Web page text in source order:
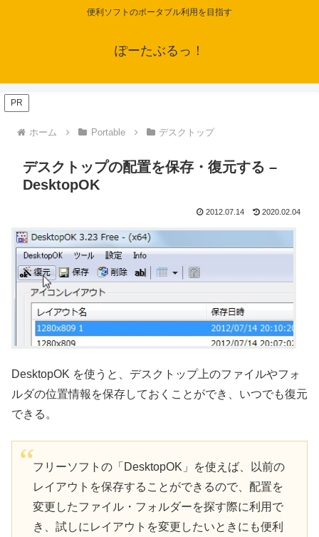
便利ソフトのポータブル利用を目指す
ぽーたぶるっ！
PR
ホーム Portable デスクトップ
デスクトップの配置を保存・復元する –
DesktopOK
2012.07.14 2020.02.04
DesktopOK を使うと、デスクトップ上のファイルやフォ
ルダの位置情報を保存しておくことができ、いつでも復元
できる。
フリーソフトの「DesktopOK」を使えば、以前の
レイアウトを保存することができるので、配置を
変更したファイル・フォルダーを探す際に利用で
き、試しにレイアウトを変更したいときにも便利